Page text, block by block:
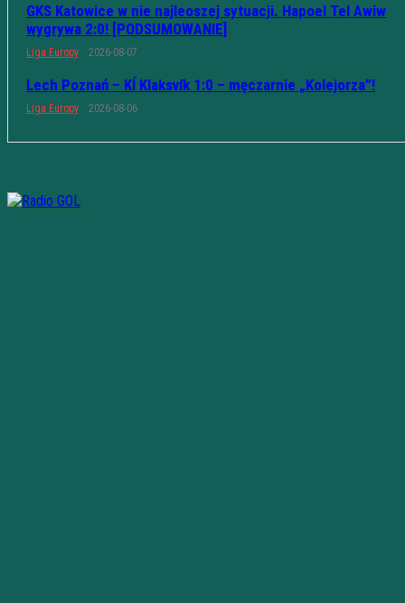
GKS Katowice w nie najleoszej sytuacji. Hapoel Tel Awiw
wygrywa 2:0! [PODSUMOWANIE]
Liga Europy 2026-08-07
Lech Poznań – KÍ Klaksvík 1:0 – męczarnie „Kolejorza”!
Liga Europy 2026-08-06